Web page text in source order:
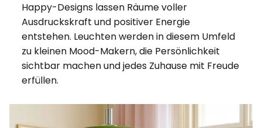
Happy-Designs lassen Räume voller
Ausdruckskraft und positiver Energie
entstehen. Leuchten werden in diesem Umfeld
zu kleinen Mood-Makern, die Persönlichkeit
sichtbar machen und jedes Zuhause mit Freude
erfüllen.